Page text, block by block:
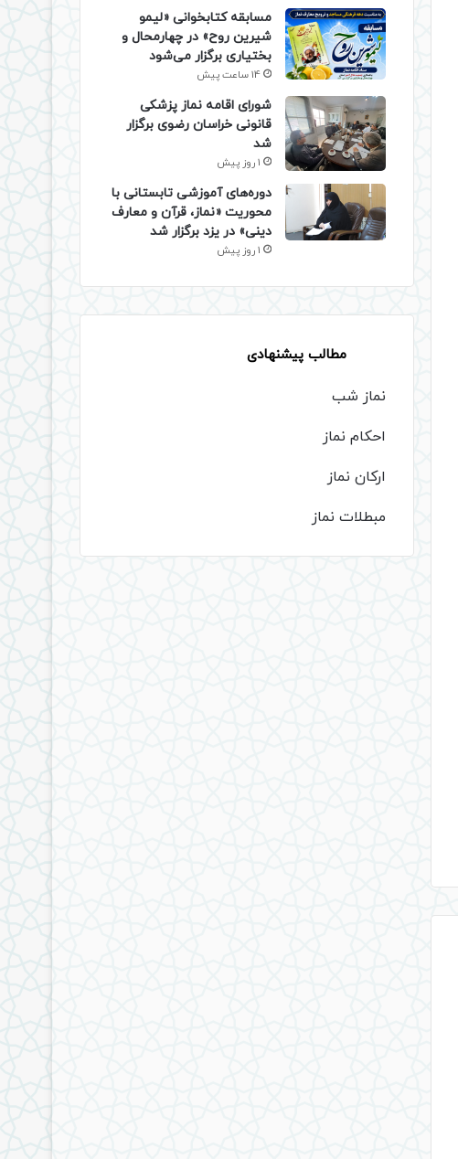
مسابقه کتابخوانی «لیمو
شیرین روح» در چهارمحال و
بختیاری برگزار می‌شود
14 ساعت پیش
شورای اقامه نماز پزشکی
قانونی خراسان رضوی برگزار
شد
1 روز پیش
دوره‌های آموزشی تابستانی با
محوریت «نماز، قرآن و معارف
دینی» در یزد برگزار شد
1 روز پیش
مطالب پیشنهادی
نماز شب
احکام نماز
ارکان نماز
مبطلات نماز